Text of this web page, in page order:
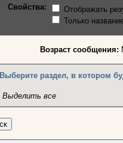
Свойства:
Отображать
Только
Возраст сообщения:
Выберите раздел, в котором
Выделить все